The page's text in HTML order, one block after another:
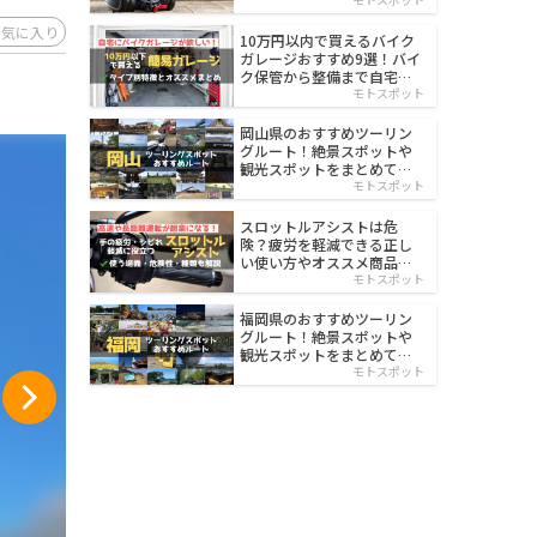
に入り
10万円以内で買えるバイク
ガレージおすすめ9選！バイ
ク保管から整備まで自宅で
モトスポット
岡山県のおすすめツーリン
グルート！絶景スポットや
観光スポットをまとめて紹
モトスポット
スロットルアシストは危
険？疲労を軽減できる正し
い使い方やオススメ商品を
モトスポット
福岡県のおすすめツーリン
グルート！絶景スポットや
観光スポットをまとめて紹
モトスポット